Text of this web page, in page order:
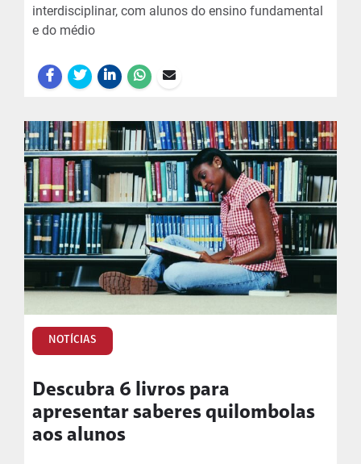
interdisciplinar, com alunos do ensino fundamental
e do médio
NOTÍCIAS
Descubra 6 livros para
apresentar saberes quilombolas
aos alunos